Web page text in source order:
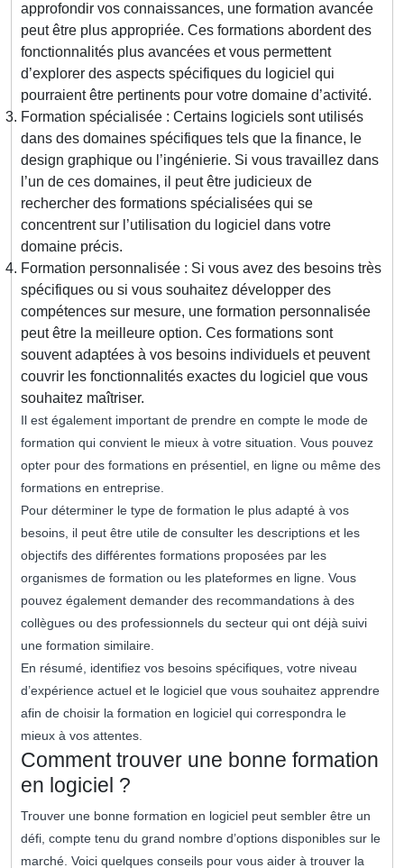
approfondir vos connaissances, une formation avancée
peut être plus appropriée. Ces formations abordent des
fonctionnalités plus avancées et vous permettent
d’explorer des aspects spécifiques du logiciel qui
pourraient être pertinents pour votre domaine d’activité.
Formation spécialisée : Certains logiciels sont utilisés
dans des domaines spécifiques tels que la finance, le
design graphique ou l’ingénierie. Si vous travaillez dans
l’un de ces domaines, il peut être judicieux de
rechercher des formations spécialisées qui se
concentrent sur l’utilisation du logiciel dans votre
domaine précis.
Formation personnalisée : Si vous avez des besoins très
spécifiques ou si vous souhaitez développer des
compétences sur mesure, une formation personnalisée
peut être la meilleure option. Ces formations sont
souvent adaptées à vos besoins individuels et peuvent
couvrir les fonctionnalités exactes du logiciel que vous
souhaitez maîtriser.
Il est également important de prendre en compte le mode de
formation qui convient le mieux à votre situation. Vous pouvez
opter pour des formations en présentiel, en ligne ou même des
formations en entreprise.
Pour déterminer le type de formation le plus adapté à vos
besoins, il peut être utile de consulter les descriptions et les
objectifs des différentes formations proposées par les
organismes de formation ou les plateformes en ligne. Vous
pouvez également demander des recommandations à des
collègues ou des professionnels du secteur qui ont déjà suivi
une formation similaire.
En résumé, identifiez vos besoins spécifiques, votre niveau
d’expérience actuel et le logiciel que vous souhaitez apprendre
afin de choisir la formation en logiciel qui correspondra le
mieux à vos attentes.
Comment trouver une bonne formation
en logiciel ?
Trouver une bonne formation en logiciel peut sembler être un
défi, compte tenu du grand nombre d’options disponibles sur le
marché. Voici quelques conseils pour vous aider à trouver la